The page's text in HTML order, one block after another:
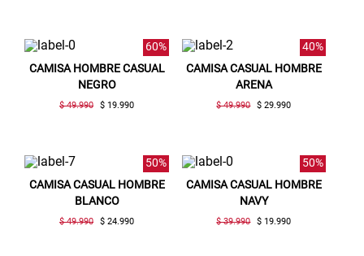
60%
CAMISA HOMBRE CASUAL
NEGRO
$ 49.990 $ 19.990
40%
CAMISA CASUAL HOMBRE
ARENA
$ 49.990 $ 29.990
50%
CAMISA CASUAL HOMBRE
BLANCO
$ 49.990 $ 24.990
50%
CAMISA CASUAL HOMBRE
NAVY
$ 39.990 $ 19.990